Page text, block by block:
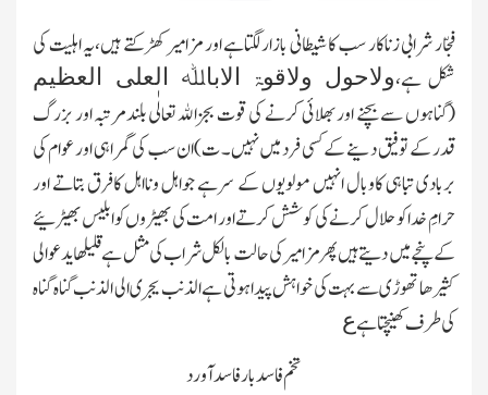
فجّار شرابی زناکار سب کاشیطانی بازارلگتاہے اور مزامیر کھڑکتے ہیں،یہ اہلیت کی
شکل ہے،ولاحول ولاقوۃ الاباﷲ العلی العظیم
(گناہوں سے بچنے اور بھلائی کرنے کی قوت بجزاﷲ تعالٰی بلندمرتبہ اور بزرگ
قدر کے توفیق دینے کے کسی فرد میں نہیں۔ ت)ان سب کی گمراہی اور عوام کی
بربادی تباہی کاوبال انہیں مولویوں کے سرہے جواہل ونااہل کافرق بتاتے اور
حرامِ خدا کوحلال کرنے کی کوشش کرتے اور امت کی بھیڑوں کوابلیس بھیڑئیے
کے پنجے میں دیتے ہیں پھرمزامیر کی حالت بالکل شراب کی مثل ہے قلیلھا یدعوالی
کثیرھا تھوڑی سے بہت کی خواہش پیداہوتی ہے الذنب یجری الی الذنب گناہ گناہ
کی طرف کھینچتاہےع
تخم فاسد بار فاسد آورد